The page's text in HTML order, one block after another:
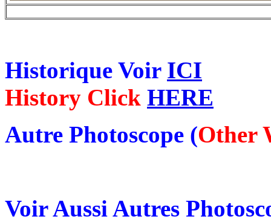
Historique Voir ICI
History Click HERE
Autre Photoscope (Other
Voir Aussi Autres